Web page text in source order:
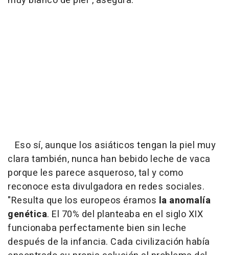
Eso sí, aunque los asiáticos tengan la piel muy
clara también, nunca han bebido leche de vaca
porque les parece asqueroso, tal y como
reconoce esta divulgadora en redes sociales.
"Resulta que los europeos éramos la anomalía
genética. El 70% del planteaba en el siglo XIX
funcionaba perfectamente bien sin leche
después de la infancia. Cada civilización había